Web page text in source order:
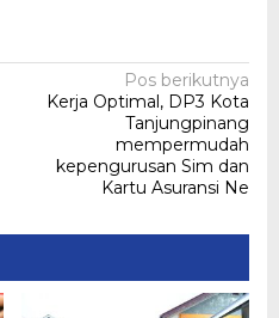
Pos berikutnya
Kerja Optimal, DP3 Kota
Tanjungpinang
mempermudah
kepengurusan Sim dan
Kartu Asuransi Ne